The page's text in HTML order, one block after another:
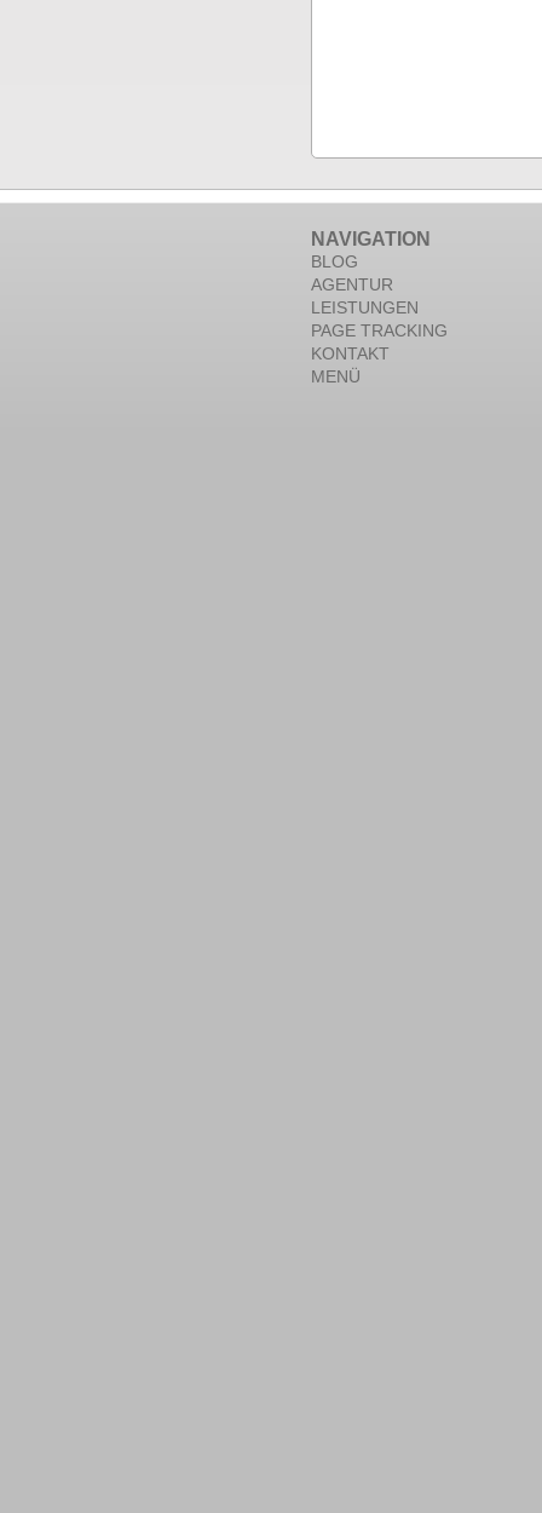
NAVIGATION
BLOG
AGENTUR
LEISTUNGEN
PAGE TRACKING
KONTAKT
MENÜ